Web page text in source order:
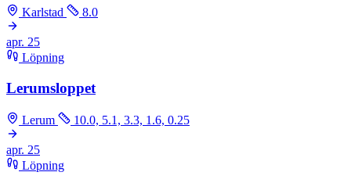
Karlstad 8.0
apr. 25
Löpning
Lerumsloppet
Lerum 10.0, 5.1, 3.3, 1.6, 0.25
apr. 25
Löpning